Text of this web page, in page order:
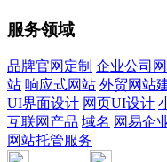
服务领域
品牌官网定制 企业公司
站 响应式网站 外贸网站
UI界面设计 网页UI设计
互联网产品 域名 网易企
网站托管服务